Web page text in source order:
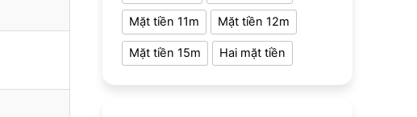
Mặt tiền 11m Mặt tiền 12m
Mặt tiền 15m Hai mặt tiền